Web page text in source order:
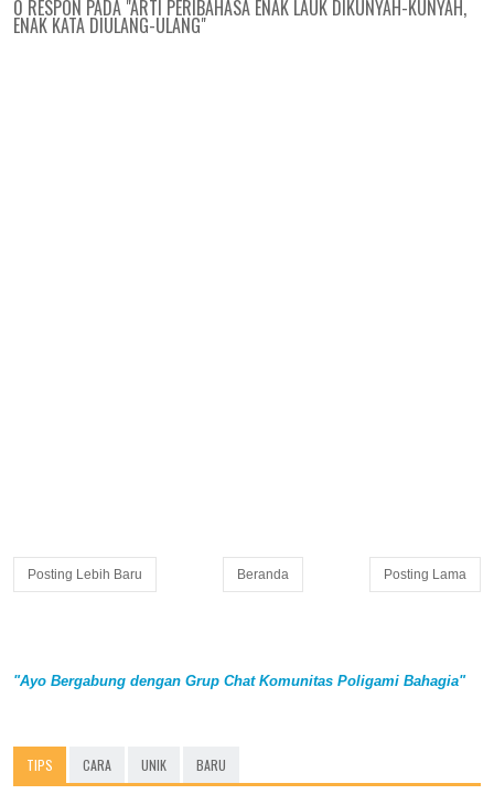
0 RESPON PADA "ARTI PERIBAHASA ENAK LAUK DIKUNYAH-KUNYAH,
ENAK KATA DIULANG-ULANG"
Posting Lebih Baru Posting Lama
Beranda
"Ayo Bergabung dengan Grup Chat Komunitas Poligami Bahagia"
TIPS CARA UNIK BARU